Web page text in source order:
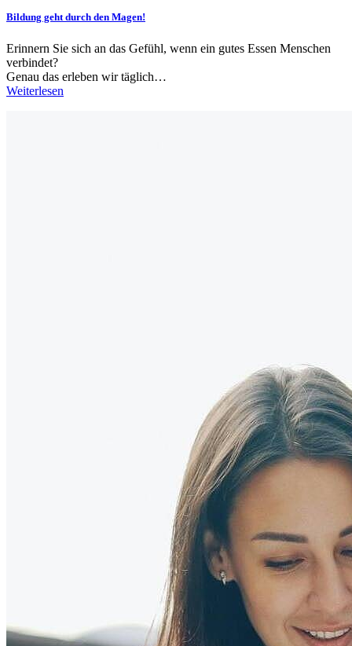
Bildung geht durch den Magen!
Erinnern Sie sich an das Gefühl, wenn ein gutes Essen Menschen
verbindet?
Genau das erleben wir täglich…
Weiterlesen